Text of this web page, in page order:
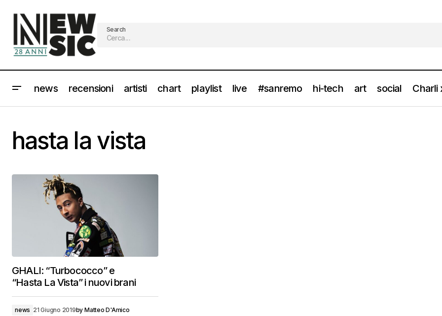
Search
news recensioni artisti chart playlist live #sanremo hi-tech art social Charli
hasta la vista
GHALI: “Turbococco” e
“Hasta La Vista” i nuovi brani
news 21 Giugno 2019by Matteo D'Amico